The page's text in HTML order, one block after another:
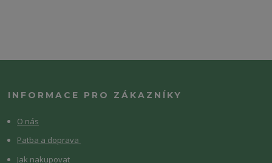
INFORMACE PRO ZÁKAZNÍKY
O nás
Patba a doprava
Jak nakupovat